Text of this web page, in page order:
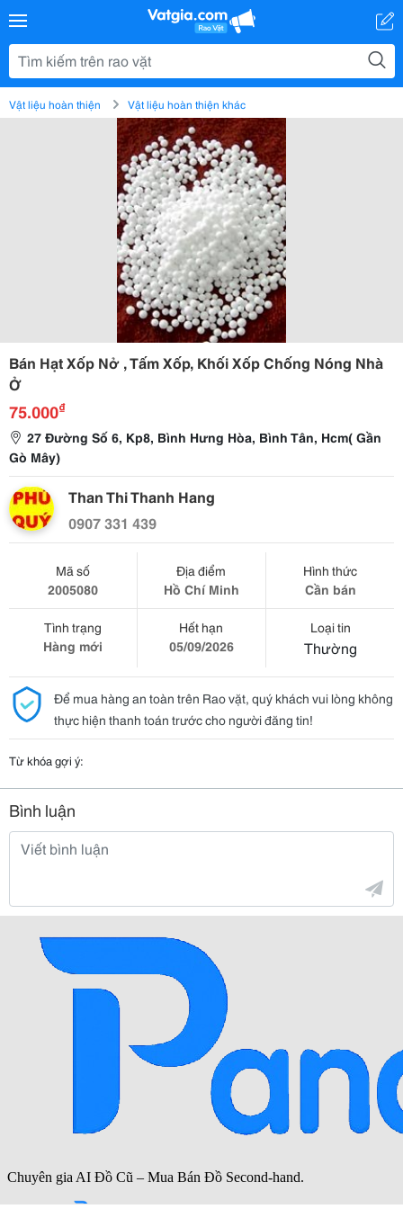
Vật liệu hoàn thiện Vật liệu hoàn thiện khác
Bán Hạt Xốp Nở , Tấm Xốp, Khối Xốp Chống Nóng Nhà
Ở
75.000₫
27 Đường Số 6, Kp8, Bình Hưng Hòa, Bình Tân, Hcm( Gần
Gò Mây)
Than Thi Thanh Hang
0907 331 439
Mã số
2005080
Địa điểm
Hồ Chí Minh
Hình thức
Cần bán
Tình trạng
Hàng mới
Hết hạn
05/09/2026
Loại tin
Thường
Để mua hàng an toàn trên Rao vặt, quý khách vui lòng không
thực hiện thanh toán trước cho người đăng tin!
Từ khóa gợi ý:
Bình luận